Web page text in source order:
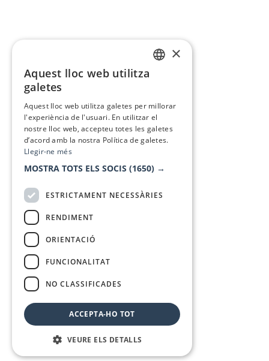
×
Aquest lloc web utilitza
galetes
Aquest lloc web utilitza galetes per millorar
l'experiència de l'usuari. En utilitzar el
nostre lloc web, accepteu totes les galetes
d’acord amb la nostra Política de galetes.
Llegir-ne més
MOSTRA TOTS ELS SOCIS (1650) →
ESTRICTAMENT NECESSÀRIES
RENDIMENT
ORIENTACIÓ
FUNCIONALITAT
NO CLASSIFICADES
ACCEPTA-HO TOT
VEURE ELS DETALLS